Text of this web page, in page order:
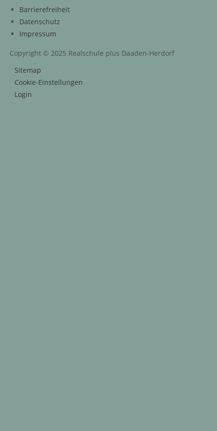
Barrierefreiheit
Datenschutz
Impressum
Copyright © 2025 Realschule plus Daaden-Herdorf
Sitemap
Cookie-Einstellungen
Login